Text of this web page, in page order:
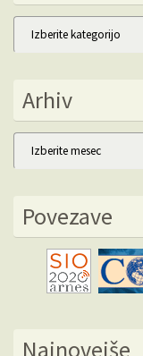
Kategorije
Arhiv
Arhiv
Povezave
Najnovejše